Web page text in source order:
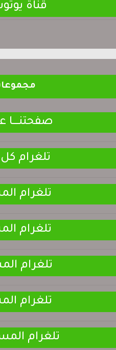
قناة
تلغرام
تلغرام
تلغرام
تلغرام
تلغرام
تلغرام